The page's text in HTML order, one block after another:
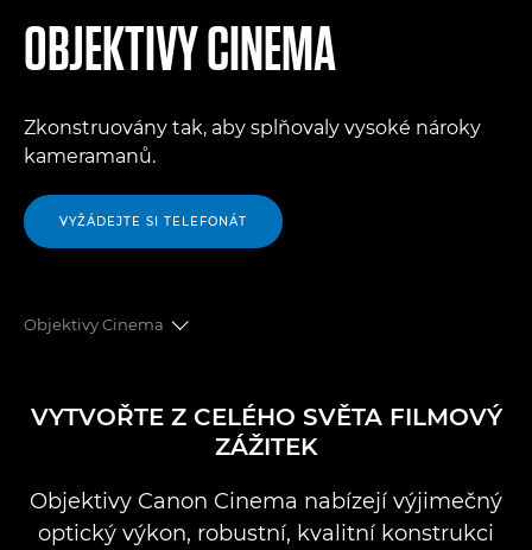
OBJEKTIVY CINEMA
Zkonstruovány tak, aby splňovaly vysoké nároky
kameramanů.
VYŽÁDEJTE SI TELEFONÁT
Objektivy Cinema
Objektivy Cine s pevnou ohniskovou vzdáleností
Objektivy Flex Zoom
VYTVOŘTE Z CELÉHO SVĚTA FILMOVÝ
ZÁŽITEK
Objektivy Canon Cinema nabízejí výjimečný
optický výkon, robustní, kvalitní konstrukci